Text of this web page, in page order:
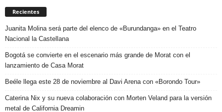
Recientes
Juanita Molina será parte del elenco de «Burundanga» en el Teatro
Nacional la Castellana
Bogotá se convierte en el escenario más grande de Morat con el
lanzamiento de Casa Morat
Beéle llega este 28 de noviembre al Davi Arena con «Borondo Tour»
Caterina Nix y su nueva colaboración con Morten Veland para la versión
metal de California Dreamin